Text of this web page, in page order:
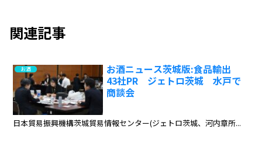
関連記事
お酒
お酒ニュース茨城版:食品輸出
43社PR ジェトロ茨城 水戸で
商談会
日本貿易振興機構茨城貿易情報センター(ジェトロ茨城、河内章所...